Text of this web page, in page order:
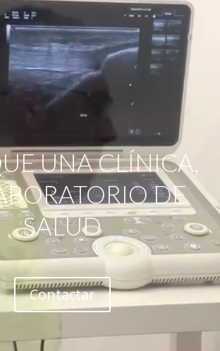
UNA CLÍNICA,
DE
SALUD
Contactar